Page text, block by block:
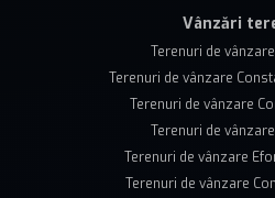
Vânzări
Terenuri de
Terenuri de vânzare
Terenuri de vânzare
Terenuri de
Terenuri de vânzare
Terenuri de vânzare